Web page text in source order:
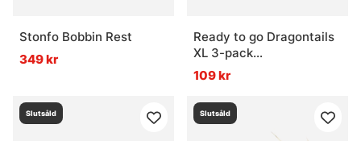
Stonfo Bobbin Rest
349 kr
Ready to go Dragontails
XL 3-pack
Gold/Silver/Black
109 kr
Slutsåld Slutsåld